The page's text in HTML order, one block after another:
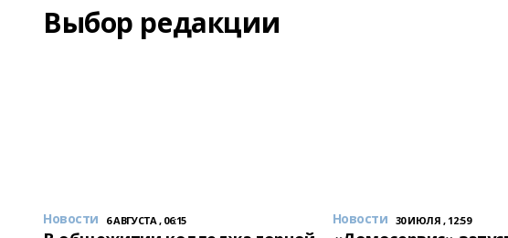
Выбор редакции
Новости 6 АВГУСТА , 06:15 Новости 30 ИЮЛЯ , 12:59